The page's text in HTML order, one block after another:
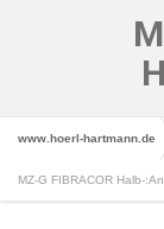
www.hoerl-hartmann.de
MZ-G FIBRACOR Halb-